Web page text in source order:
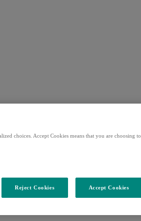
choices. Accept Cookies means that you are choosing to
Reject Cookies Accept Cookies